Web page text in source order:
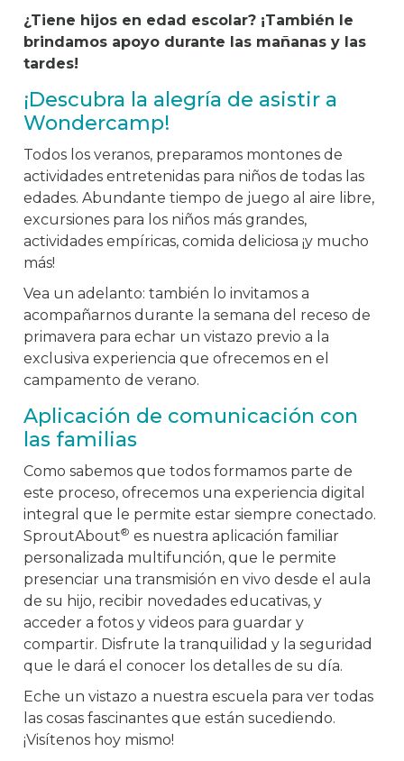
¿Tiene hijos en edad escolar? ¡También le
brindamos apoyo durante las mañanas y las
tardes!
¡Descubra la alegría de asistir a
Wondercamp!
Todos los veranos, preparamos montones de
actividades entretenidas para niños de todas las
edades. Abundante tiempo de juego al aire libre,
excursiones para los niños más grandes,
actividades empíricas, comida deliciosa ¡y mucho
más!
Vea un adelanto: también lo invitamos a
acompañarnos durante la semana del receso de
primavera para echar un vistazo previo a la
exclusiva experiencia que ofrecemos en el
campamento de verano.
Aplicación de comunicación con
las familias
Como sabemos que todos formamos parte de
este proceso, ofrecemos una experiencia digital
integral que le permite estar siempre conectado.
SproutAbout® es nuestra aplicación familiar
personalizada multifunción, que le permite
presenciar una transmisión en vivo desde el aula
de su hijo, recibir novedades educativas, y
acceder a fotos y videos para guardar y
compartir. Disfrute la tranquilidad y la seguridad
que le dará el conocer los detalles de su día.
Eche un vistazo a nuestra escuela para ver todas
las cosas fascinantes que están sucediendo.
¡Visítenos hoy mismo!